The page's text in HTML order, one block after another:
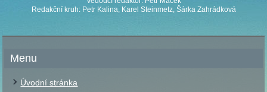
Redakční kruh: Petr Kalina, Karel Steinmetz, Šárka Zahrádková
Menu
Úvodní stránka